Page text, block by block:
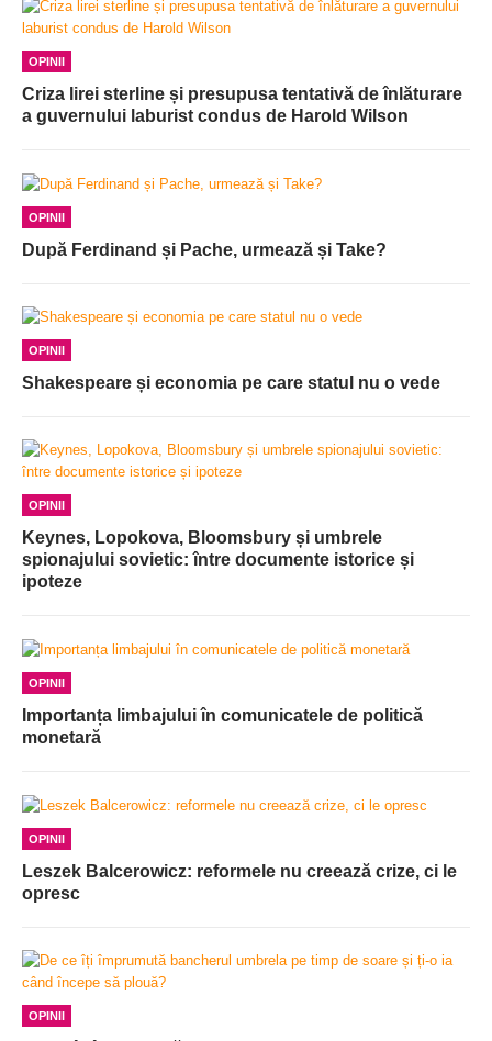
OPINII
Criza lirei sterline și presupusa tentativă de înlăturare
a guvernului laburist condus de Harold Wilson
OPINII
După Ferdinand și Pache, urmează și Take?
OPINII
Shakespeare și economia pe care statul nu o vede
OPINII
Keynes, Lopokova, Bloomsbury și umbrele
spionajului sovietic: între documente istorice și
ipoteze
OPINII
Importanța limbajului în comunicatele de politică
monetară
OPINII
Leszek Balcerowicz: reformele nu creează crize, ci le
opresc
OPINII